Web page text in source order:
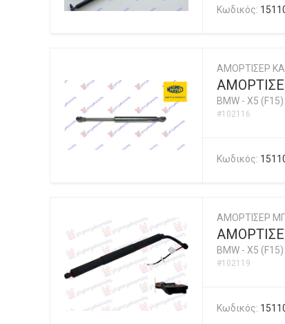
Κωδικός:
ΑΜΟΡΤΙΣΕΡ
BMW - X5
#102116
Κωδικός:
ΑΜΟΡΤΙΣΕΡ
BMW - X5
#102119
Κωδικός: